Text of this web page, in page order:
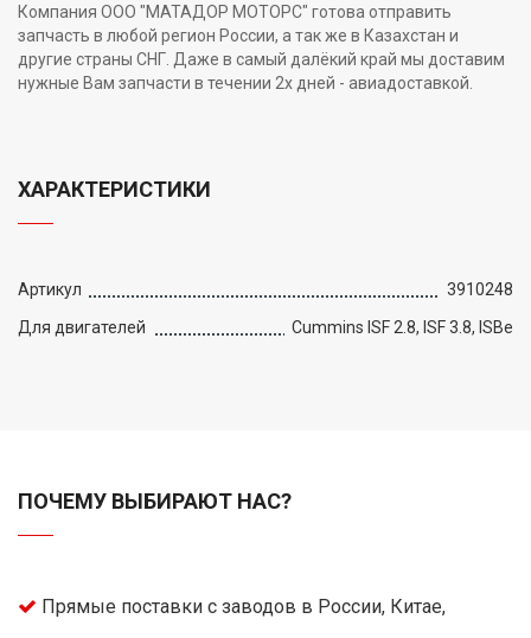
Компания ООО "МАТАДОР МОТОРС" готова отправить
запчасть в любой регион России, а так же в Казахстан и
другие страны СНГ. Даже в самый далёкий край мы доставим
нужные Вам запчасти в течении 2х дней - авиадоставкой.
ХАРАКТЕРИСТИКИ
Артикул
3910248
Для двигателей
Cummins ISF 2.8, ISF 3.8, ISBe
ПОЧЕМУ ВЫБИРАЮТ НАС?
Прямые поставки с заводов в России, Китае,